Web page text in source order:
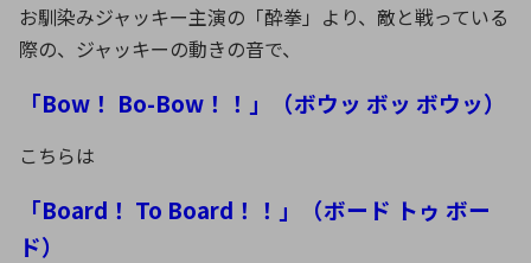
お馴染みジャッキー主演の「酔拳」より、敵と戦っている
際の、ジャッキーの動きの音で、
「Bow！ Bo-Bow！！」（ボウッ ボッ ボウッ）
こちらは
「Board！ To Board！！」（ボード トゥ ボー
ド）